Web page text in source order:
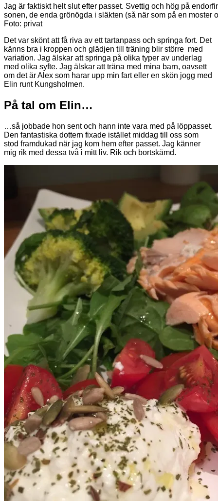
Jag är faktiskt helt slut efter passet. Svettig och hög på
sonen, de enda grönögda i släkten (så när som på en moster
Foto: privat
Det var skönt att få riva av ett tartanpass och springa fort. Det
känns bra i kroppen och glädjen till träning blir större med
variation. Jag älskar att springa på olika typer av underlag
med olika syfte. Jag älskar att träna med mina barn, oavsett
om det är Alex som harar upp min fart eller en skön jogg med
Elin runt Kungsholmen.
På tal om Elin…
…så jobbade hon sent och hann inte vara med på löppasset.
Den fantastiska dottern fixade istället middag till oss som
stod framdukad när jag kom hem efter passet. Jag känner
mig rik med dessa två i mitt liv. Rik och bortskämd.